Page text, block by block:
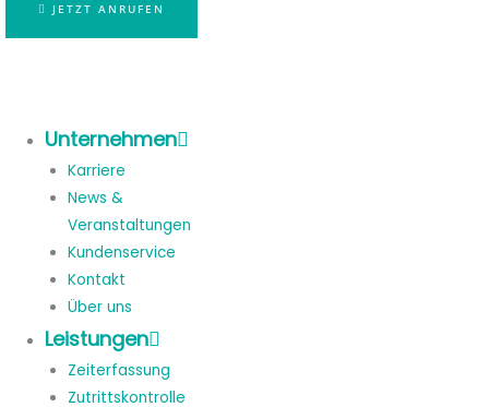
JETZT ANRUFEN
Unternehmen
Karriere
News &
Veranstaltungen
Kundenservice
Kontakt
Über uns
Leistungen
Zeiterfassung
Zutrittskontrolle